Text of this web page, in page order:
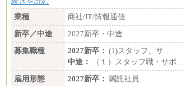
業種
商社/IT/情報通信
新卒／中途
2027新卒・中途
募集職種
2027新卒： (1)スタッフ、サ…
中途：
（１）スタッフ職・サポ…
雇用形態
2027新卒： 嘱託社員